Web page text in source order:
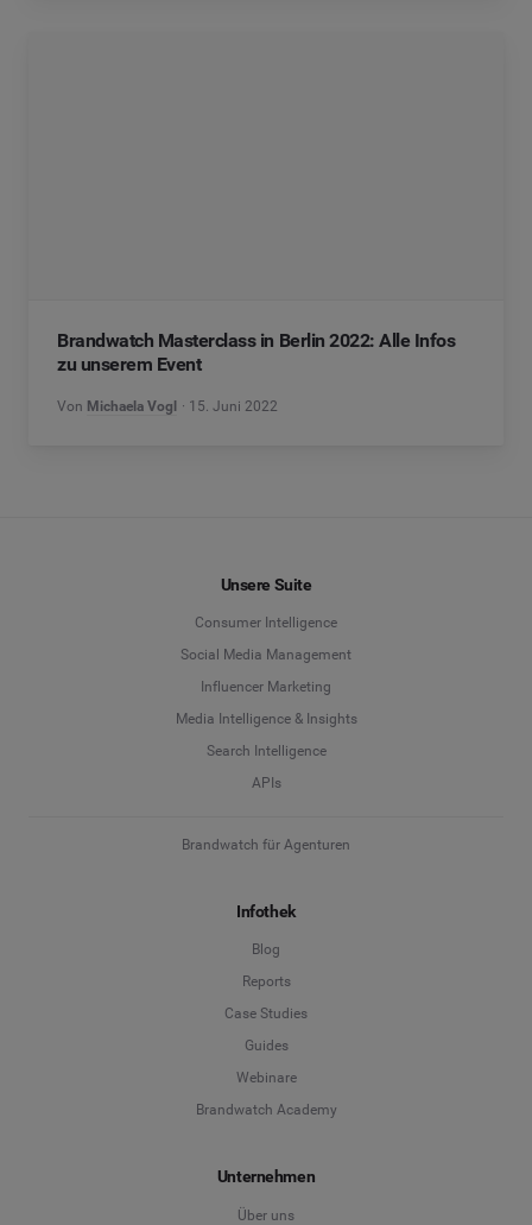
Brandwatch Masterclass in Berlin 2022: Alle Infos
zu unserem Event
Von Michaela Vogl 15. Juni 2022
Unsere Suite
Consumer Intelligence
Social Media Management
Influencer Marketing
Media Intelligence & Insights
Search Intelligence
APIs
Brandwatch für Agenturen
Infothek
Blog
Reports
Case Studies
Guides
Webinare
Brandwatch Academy
Unternehmen
Über uns